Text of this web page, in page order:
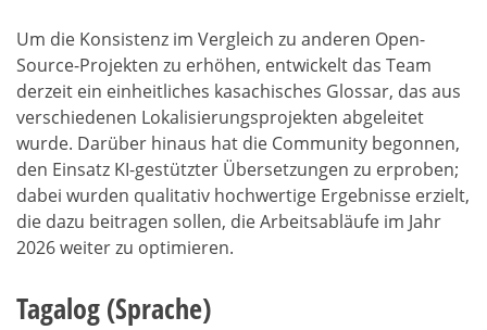
Um die Konsistenz im Vergleich zu anderen Open-
Source-Projekten zu erhöhen, entwickelt das Team
derzeit ein einheitliches kasachisches Glossar, das aus
verschiedenen Lokalisierungsprojekten abgeleitet
wurde. Darüber hinaus hat die Community begonnen,
den Einsatz KI-gestützter Übersetzungen zu erproben;
dabei wurden qualitativ hochwertige Ergebnisse erzielt,
die dazu beitragen sollen, die Arbeitsabläufe im Jahr
2026 weiter zu optimieren.
Tagalog (Sprache)